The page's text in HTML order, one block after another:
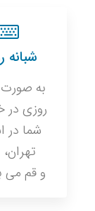
شبانه
به صورت
روزی
شما در
تهران،
و قم می